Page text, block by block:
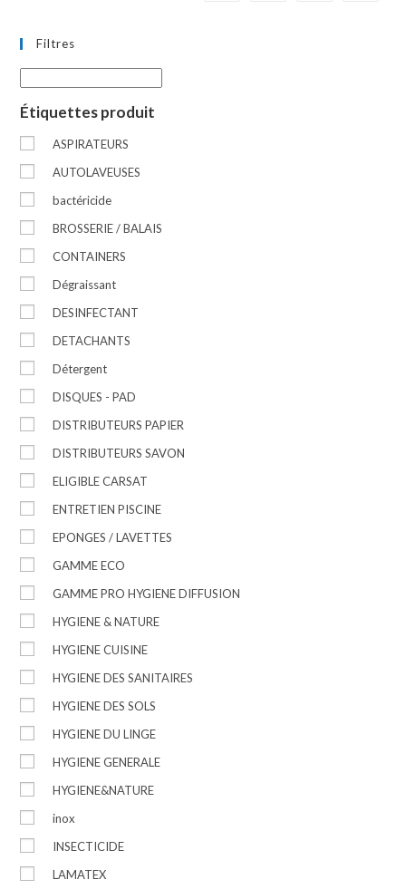
Filtres
Étiquettes produit
ASPIRATEURS
AUTOLAVEUSES
bactéricide
BROSSERIE / BALAIS
CONTAINERS
Dégraissant
DESINFECTANT
DETACHANTS
Détergent
DISQUES - PAD
DISTRIBUTEURS PAPIER
DISTRIBUTEURS SAVON
ELIGIBLE CARSAT
ENTRETIEN PISCINE
EPONGES / LAVETTES
GAMME ECO
GAMME PRO HYGIENE DIFFUSION
HYGIENE & NATURE
HYGIENE CUISINE
HYGIENE DES SANITAIRES
HYGIENE DES SOLS
HYGIENE DU LINGE
HYGIENE GENERALE
HYGIENE&NATURE
inox
INSECTICIDE
LAMATEX